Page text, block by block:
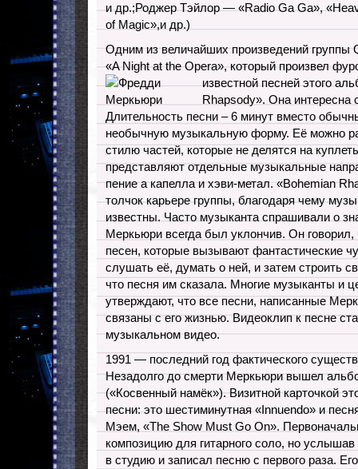
и др.;Роджер Тэйлор — «Radio Ga Ga»,
of Magic»,и др.)
Одним из величайших произведений группы
«A Night at the Opera», который произвел
известной песней этого
Rhapsody». Она интересна
Длительность песни – 6 минут вместо
необычную музыкальную форму. Её можно
стилю частей, которые не делятся на
представляют отдельные музыкальные
пение а капелла и хэви-метал. «Bohemian
толчок карьере группы, благодаря чему
известны. Часто музыканта спрашивали о
Меркьюри всегда был уклончив. Он говорил,
песен, которые вызывают фантастические
слушать её, думать о ней, и затем строить
что песня им сказала. Многие музыканты и
утверждают, что все песни, написанные
связаны с его жизнью. Видеоклип к песне
музыкальном видео.
1991 — последний год фактического
Незадолго до смерти Меркьюри вышел
(«Косвенный намёк»). Визитной карточкой
песни: это шестиминутная «Innuendo» и
Мэем, «The Show Must Go On».
композицию для гитарного соло, но
в студию и записал песню с первого раза.